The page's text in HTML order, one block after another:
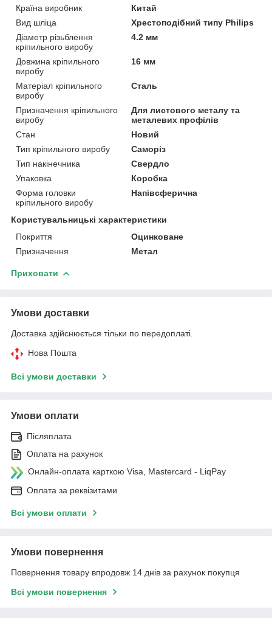
Країна виробник
Китай
Вид шліца
Хрестоподібний типу Philips
Діаметр різьблення
кріпильного виробу
4.2 мм
Довжина кріпильного
виробу
16 мм
Матеріал кріпильного
виробу
Сталь
Призначення кріпильного
виробу
Для листового металу та
металевих профілів
Стан
Новий
Тип кріпильного виробу
Саморіз
Тип накінечника
Свердло
Упаковка
Коробка
Форма головки
кріпильного виробу
Напівсферична
Користувальницькі характеристики
Покриття
Оцинковане
Призначення
Метал
Приховати
Умови доставки
Доставка здійснюється тільки по передоплаті.
Нова Пошта
Всі умови доставки
Умови оплати
Післяплата
Оплата на рахунок
Онлайн-оплата карткою Visa, Mastercard - LiqPay
Оплата за реквізитами
Всі умови оплати
Умови повернення
Повернення товару впродовж 14 днів за рахунок покупця
Всі умови повернення